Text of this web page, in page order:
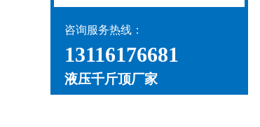
咨询服务热线：
13116176681
液压千斤顶厂家